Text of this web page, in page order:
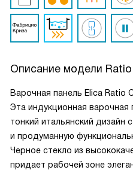
Описание модели
Варочная панель Elica Ratio
Эта индукционная варочная
тонкий итальянский дизайн
и продуманную
Черное стекло из
придает рабочей зоне